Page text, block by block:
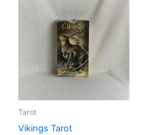
Tarot
Vikings Tarot